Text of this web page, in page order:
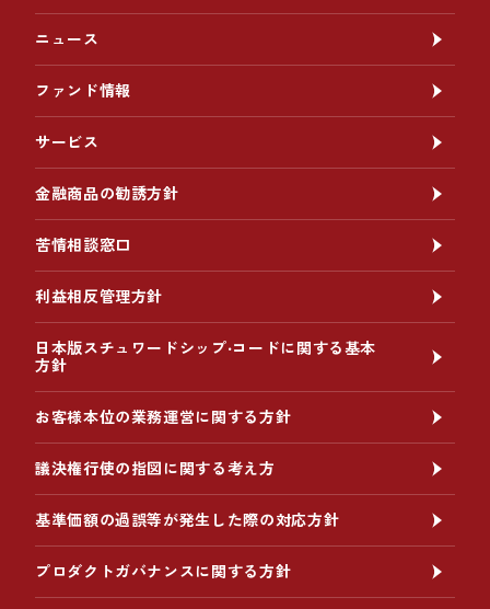
ニュース
ファンド情報
サービス
金融商品の勧誘方針
苦情相談窓口
利益相反管理方針
日本版スチュワードシップ‧コードに関する基本
方針
お客様本位の業務運営に関する方針
議決権行使の指図に関する考え方
基準価額の過誤等が発生した際の対応方針
プロダクトガバナンスに関する方針